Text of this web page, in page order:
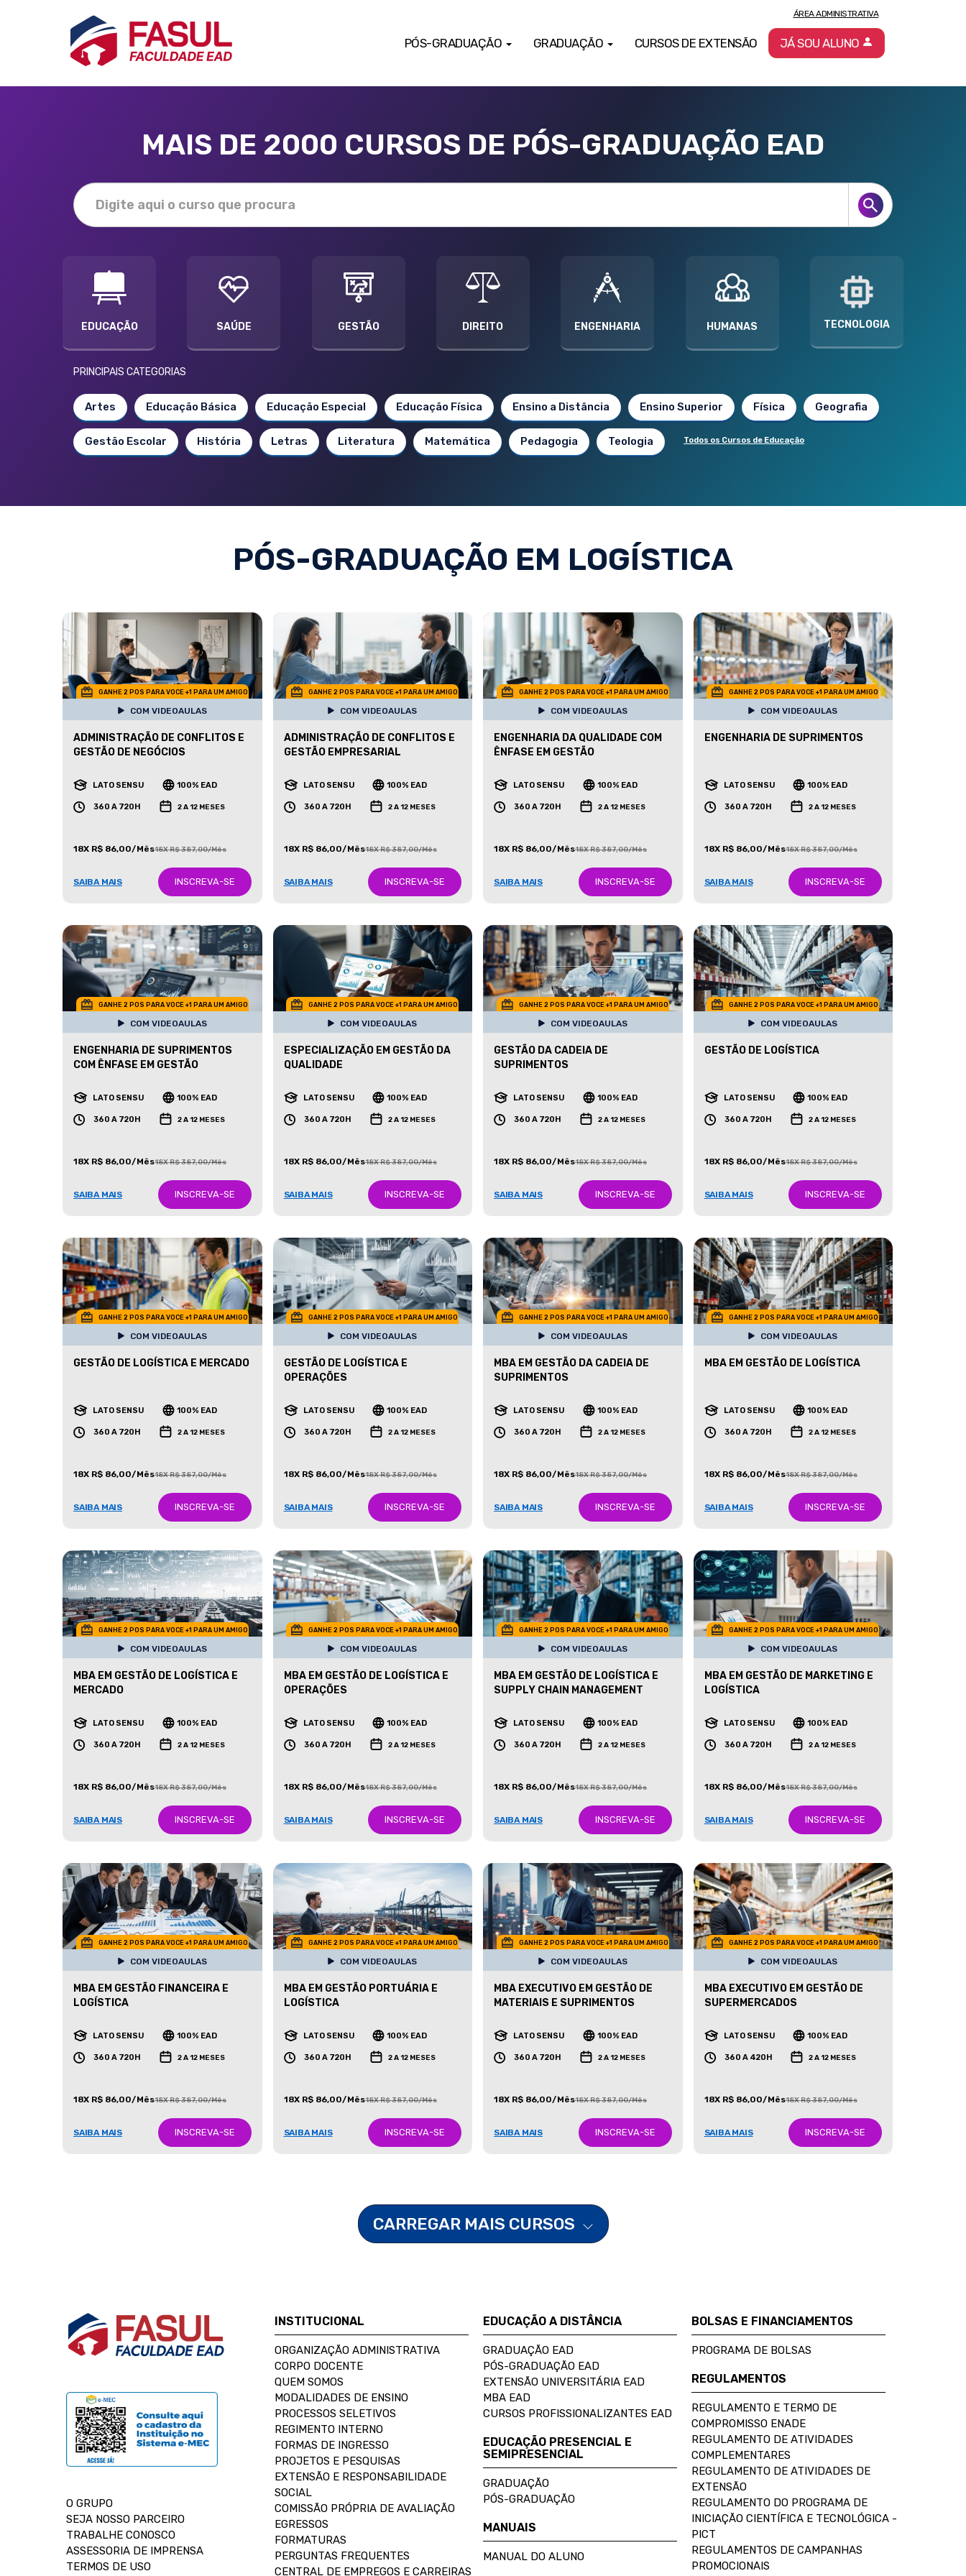
PÓS-GRADUAÇÃO GRADUAÇÃO CURSOS DE EXTENSÃO
ÁREA ADMINISTRATIVA
JÁ SOU ALUNO
MAIS DE 2000 CURSOS DE PÓS-GRADUAÇÃO EAD
EDUCAÇÃO SAÚDE GESTÃO DIREITO ENGENHARIA HUMANAS TECNOLOGIA
PRINCIPAIS CATEGORIAS
Artes Educação Básica Educação Especial Educação Física Ensino a Distância Ensino Superior Física Geografia
Gestão Escolar História Letras Literatura Matemática Pedagogia Teologia Todos os Cursos de Educação
PÓS-GRADUAÇÃO EM LOGÍSTICA
GANHE 2 POS PARA VOCE +1 PARA UM AMIGO
COM VIDEOAULAS
ADMINISTRAÇÃO DE CONFLITOS E
GESTÃO DE NEGÓCIOS
LATO SENSU 100% EAD
360 A 720H 2 A 12 MESES
18X R$ 86,00/Mês18X R$ 387,00/Mês
SAIBA MAIS INSCREVA-SE
GANHE 2 POS PARA VOCE +1 PARA UM AMIGO
COM VIDEOAULAS
ADMINISTRAÇÃO DE CONFLITOS E
GESTÃO EMPRESARIAL
LATO SENSU 100% EAD
360 A 720H 2 A 12 MESES
18X R$ 86,00/Mês18X R$ 387,00/Mês
SAIBA MAIS INSCREVA-SE
GANHE 2 POS PARA VOCE +1 PARA UM AMIGO
COM VIDEOAULAS
ENGENHARIA DA QUALIDADE COM
ÊNFASE EM GESTÃO
LATO SENSU 100% EAD
360 A 720H 2 A 12 MESES
18X R$ 86,00/Mês18X R$ 387,00/Mês
SAIBA MAIS INSCREVA-SE
GANHE 2 POS PARA VOCE +1 PARA UM AMIGO
COM VIDEOAULAS
ENGENHARIA DE SUPRIMENTOS
LATO SENSU 100% EAD
360 A 720H 2 A 12 MESES
18X R$ 86,00/Mês18X R$ 387,00/Mês
SAIBA MAIS INSCREVA-SE
GANHE 2 POS PARA VOCE +1 PARA UM AMIGO
COM VIDEOAULAS
ENGENHARIA DE SUPRIMENTOS
COM ÊNFASE EM GESTÃO
LATO SENSU 100% EAD
360 A 720H 2 A 12 MESES
18X R$ 86,00/Mês18X R$ 387,00/Mês
SAIBA MAIS INSCREVA-SE
GANHE 2 POS PARA VOCE +1 PARA UM AMIGO
COM VIDEOAULAS
ESPECIALIZAÇÃO EM GESTÃO DA
QUALIDADE
LATO SENSU 100% EAD
360 A 720H 2 A 12 MESES
18X R$ 86,00/Mês18X R$ 387,00/Mês
SAIBA MAIS INSCREVA-SE
GANHE 2 POS PARA VOCE +1 PARA UM AMIGO
COM VIDEOAULAS
GESTÃO DA CADEIA DE
SUPRIMENTOS
LATO SENSU 100% EAD
360 A 720H 2 A 12 MESES
18X R$ 86,00/Mês18X R$ 387,00/Mês
SAIBA MAIS INSCREVA-SE
GANHE 2 POS PARA VOCE +1 PARA UM AMIGO
COM VIDEOAULAS
GESTÃO DE LOGÍSTICA
LATO SENSU 100% EAD
360 A 720H 2 A 12 MESES
18X R$ 86,00/Mês18X R$ 387,00/Mês
SAIBA MAIS INSCREVA-SE
GANHE 2 POS PARA VOCE +1 PARA UM AMIGO
COM VIDEOAULAS
GESTÃO DE LOGÍSTICA E MERCADO
LATO SENSU 100% EAD
360 A 720H 2 A 12 MESES
18X R$ 86,00/Mês18X R$ 387,00/Mês
SAIBA MAIS INSCREVA-SE
GANHE 2 POS PARA VOCE +1 PARA UM AMIGO
COM VIDEOAULAS
GESTÃO DE LOGÍSTICA E
OPERAÇÕES
LATO SENSU 100% EAD
360 A 720H 2 A 12 MESES
18X R$ 86,00/Mês18X R$ 387,00/Mês
SAIBA MAIS INSCREVA-SE
GANHE 2 POS PARA VOCE +1 PARA UM AMIGO
COM VIDEOAULAS
MBA EM GESTÃO DA CADEIA DE
SUPRIMENTOS
LATO SENSU 100% EAD
360 A 720H 2 A 12 MESES
18X R$ 86,00/Mês18X R$ 387,00/Mês
SAIBA MAIS INSCREVA-SE
GANHE 2 POS PARA VOCE +1 PARA UM AMIGO
COM VIDEOAULAS
MBA EM GESTÃO DE LOGÍSTICA
LATO SENSU 100% EAD
360 A 720H 2 A 12 MESES
18X R$ 86,00/Mês18X R$ 387,00/Mês
SAIBA MAIS INSCREVA-SE
GANHE 2 POS PARA VOCE +1 PARA UM AMIGO
COM VIDEOAULAS
MBA EM GESTÃO DE LOGÍSTICA E
MERCADO
LATO SENSU 100% EAD
360 A 720H 2 A 12 MESES
18X R$ 86,00/Mês18X R$ 387,00/Mês
SAIBA MAIS INSCREVA-SE
GANHE 2 POS PARA VOCE +1 PARA UM AMIGO
COM VIDEOAULAS
MBA EM GESTÃO DE LOGÍSTICA E
OPERAÇÕES
LATO SENSU 100% EAD
360 A 720H 2 A 12 MESES
18X R$ 86,00/Mês18X R$ 387,00/Mês
SAIBA MAIS INSCREVA-SE
GANHE 2 POS PARA VOCE +1 PARA UM AMIGO
COM VIDEOAULAS
MBA EM GESTÃO DE LOGÍSTICA E
SUPPLY CHAIN MANAGEMENT
LATO SENSU 100% EAD
360 A 720H 2 A 12 MESES
18X R$ 86,00/Mês18X R$ 387,00/Mês
SAIBA MAIS INSCREVA-SE
GANHE 2 POS PARA VOCE +1 PARA UM AMIGO
COM VIDEOAULAS
MBA EM GESTÃO DE MARKETING E
LOGÍSTICA
LATO SENSU 100% EAD
360 A 720H 2 A 12 MESES
18X R$ 86,00/Mês18X R$ 387,00/Mês
SAIBA MAIS INSCREVA-SE
GANHE 2 POS PARA VOCE +1 PARA UM AMIGO
COM VIDEOAULAS
MBA EM GESTÃO FINANCEIRA E
LOGÍSTICA
LATO SENSU 100% EAD
360 A 720H 2 A 12 MESES
18X R$ 86,00/Mês18X R$ 387,00/Mês
SAIBA MAIS INSCREVA-SE
GANHE 2 POS PARA VOCE +1 PARA UM AMIGO
COM VIDEOAULAS
MBA EM GESTÃO PORTUÁRIA E
LOGÍSTICA
LATO SENSU 100% EAD
360 A 720H 2 A 12 MESES
18X R$ 86,00/Mês18X R$ 387,00/Mês
SAIBA MAIS INSCREVA-SE
GANHE 2 POS PARA VOCE +1 PARA UM AMIGO
COM VIDEOAULAS
MBA EXECUTIVO EM GESTÃO DE
MATERIAIS E SUPRIMENTOS
LATO SENSU 100% EAD
360 A 720H 2 A 12 MESES
18X R$ 86,00/Mês18X R$ 387,00/Mês
SAIBA MAIS INSCREVA-SE
GANHE 2 POS PARA VOCE +1 PARA UM AMIGO
COM VIDEOAULAS
MBA EXECUTIVO EM GESTÃO DE
SUPERMERCADOS
LATO SENSU 100% EAD
360 A 420H 2 A 12 MESES
18X R$ 86,00/Mês18X R$ 387,00/Mês
SAIBA MAIS INSCREVA-SE
CARREGAR MAIS CURSOS
O GRUPO
SEJA NOSSO PARCEIRO
TRABALHE CONOSCO
ASSESSORIA DE IMPRENSA
TERMOS DE USO
INSTITUCIONAL
ORGANIZAÇÃO ADMINISTRATIVA
CORPO DOCENTE
QUEM SOMOS
MODALIDADES DE ENSINO
PROCESSOS SELETIVOS
REGIMENTO INTERNO
FORMAS DE INGRESSO
PROJETOS E PESQUISAS
EXTENSÃO E RESPONSABILIDADE
SOCIAL
COMISSÃO PRÓPRIA DE AVALIAÇÃO
EGRESSOS
FORMATURAS
PERGUNTAS FREQUENTES
CENTRAL DE EMPREGOS E CARREIRAS
EDUCAÇÃO A DISTÂNCIA
GRADUAÇÃO EAD
PÓS-GRADUAÇÃO EAD
EXTENSÃO UNIVERSITÁRIA EAD
MBA EAD
CURSOS PROFISSIONALIZANTES EAD
EDUCAÇÃO PRESENCIAL E
SEMIPRESENCIAL
GRADUAÇÃO
PÓS-GRADUAÇÃO
MANUAIS
MANUAL DO ALUNO
BOLSAS E FINANCIAMENTOS
PROGRAMA DE BOLSAS
REGULAMENTOS
REGULAMENTO E TERMO DE
COMPROMISSO ENADE
REGULAMENTO DE ATIVIDADES
COMPLEMENTARES
REGULAMENTO DE ATIVIDADES DE
EXTENSÃO
REGULAMENTO DO PROGRAMA DE
INICIAÇÃO CIENTÍFICA E TECNOLÓGICA -
PICT
REGULAMENTOS DE CAMPANHAS
PROMOCIONAIS